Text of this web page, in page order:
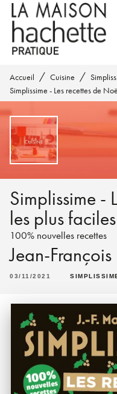
MENU RECHERCHE
PIED DE PAGE
Accueil / Cuisine /
Simplissime - Les recettes de
Simplissime -
les plus
100% nouvelles recettes
Jean-
03/11/2021